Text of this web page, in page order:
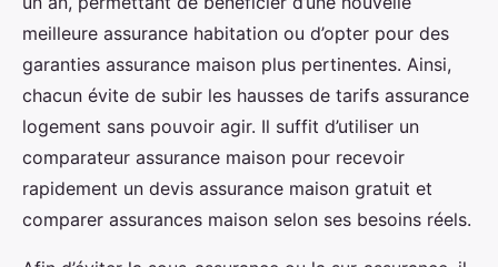
meilleure assurance habitation ou d’opter pour des
garanties assurance maison plus pertinentes. Ainsi,
chacun évite de subir les hausses de tarifs assurance
logement sans pouvoir agir. Il suffit d’utiliser un
comparateur assurance maison pour recevoir
rapidement un devis assurance maison gratuit et
comparer assurances maison selon ses besoins réels.